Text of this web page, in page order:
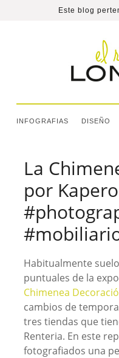
Este blog
INFOGRAFIAS DISEÑO
La
por
Habitualmente
puntuales de la
Chimenea
cambios de
tres tiendas que
Renteria. En este
fotografiados una